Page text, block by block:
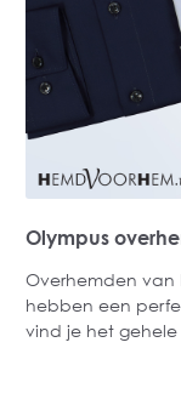
Olympus
Overhemden van
hebben een
vind je het gehele